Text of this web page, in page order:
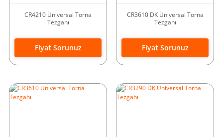
CR4210 Üniversal Torna
Tezgahı
Fiyat Sorunuz
CR3610 DK Üniversal Torna
Tezgahı
Fiyat Sorunuz